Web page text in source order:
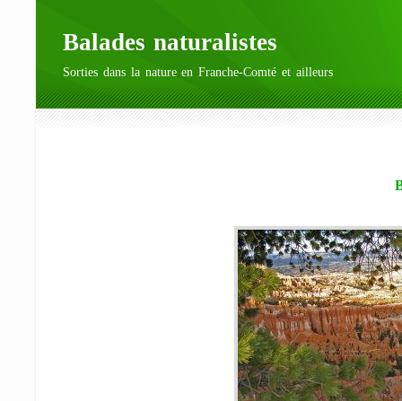
Balades naturalistes
Sorties dans la nature en Franche-Comté et ailleurs